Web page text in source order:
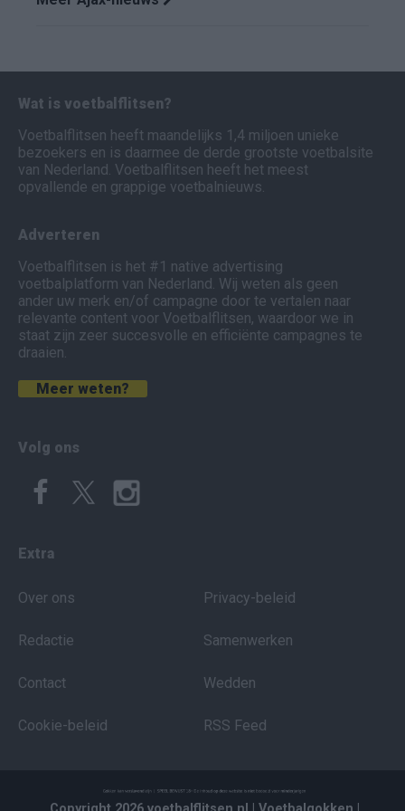
Wat is voetbalflitsen?
Voetbalflitsen heeft maandelijks 1,4 miljoen unieke
bezoekers en is daarmee de derde grootste voetbalsite
van Nederland. Voetbalflitsen heeft het meest
opvallende en grappige voetbalnieuws.
Adverteren
Voetbalflitsen is het #1 native advertising
voetbalplatform van Nederland. Wij weten als geen
ander uw merk en/of campagne door te vertalen naar
relevante content voor Voetbalflitsen, waardoor we in
staat zijn zeer succesvolle en efficiënte campagnes te
draaien.
Meer weten?
Volg ons
Extra
Over ons
Redactie
Contact
Cookie-beleid
Privacy-beleid
Samenwerken
Wedden
RSS Feed